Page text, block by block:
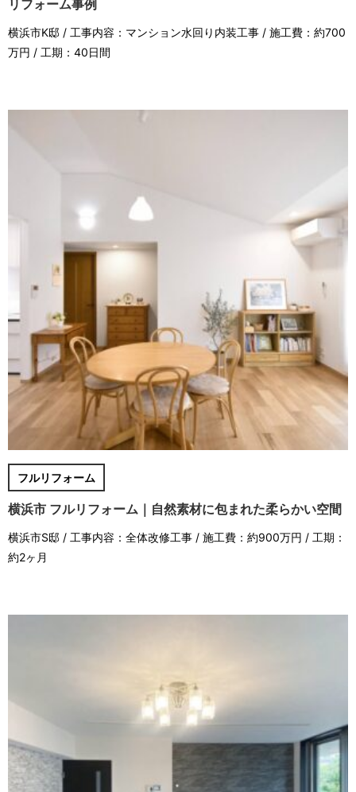
リフォーム事例
横浜市K邸 / 工事内容：マンション水回り内装工事 / 施工費：約700
万円 / 工期：40日間
フルリフォーム
横浜市 フルリフォーム｜自然素材に包まれた柔らかい空間
横浜市S邸 / 工事内容：全体改修工事 / 施工費：約900万円 / 工期：
約2ヶ月